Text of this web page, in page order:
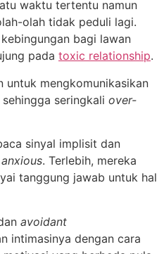
waktu tertentu namun
olah tidak peduli lagi.
bagi lawan
pada toxic relationship.
untuk mengkomunikasikan
seringkali over-
sinyal implisit dan
. Terlebih, mereka
tanggung jawab untuk hal
avoidant
intimasinya dengan cara